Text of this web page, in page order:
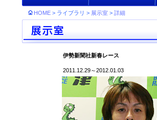
HOME > ライブラリ > 展示室 > 詳細
伊勢新聞社新春レース
2011.12.29～2012.01.03